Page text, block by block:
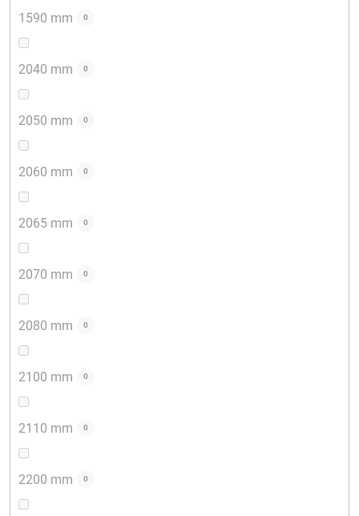
1590 mm 0
2040 mm 0
2050 mm 0
2060 mm 0
2065 mm 0
2070 mm 0
2080 mm 0
2100 mm 0
2110 mm 0
2200 mm 0